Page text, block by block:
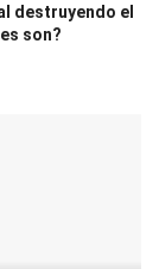
destruyendo el
son?